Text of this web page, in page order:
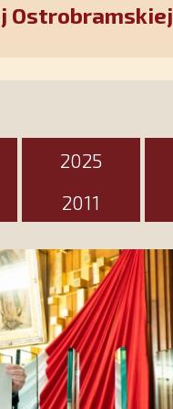
Ostrobramskiej
2025
2011